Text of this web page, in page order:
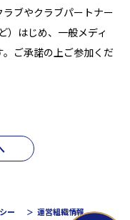
ブやクラブパートナー
）はじめ、一般メディ
ご承諾の上ご参加くだ
ー 運営組織情報